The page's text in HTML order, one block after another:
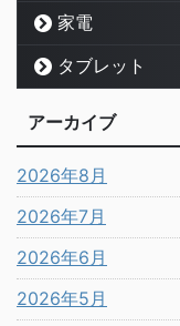
家電
タブレット
アーカイブ
2026年8月
2026年7月
2026年6月
2026年5月